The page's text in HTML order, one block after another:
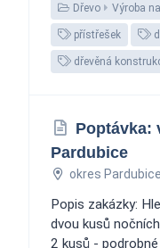
Dřevo Výroba
přístřešek
dřevěná
Poptávka:
Pardubice
okres Pardubice
Popis zakázky:
dvou kusů
2 kusů -